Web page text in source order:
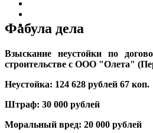
Фабула дела
Взыскание неустойки по
строительстве с ООО "Олета"
Неустойка: 124 628 рублей 67 коп.
Штраф: 30 000 рублей
Моральный вред: 20 000 рублей